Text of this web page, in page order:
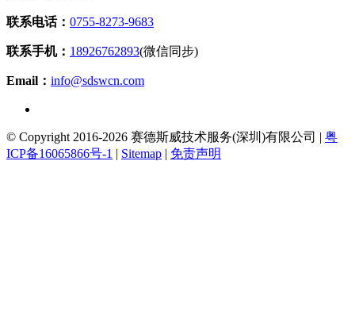
联系电话： 0755-8273-9683
联系手机： 18926762893(微信同步)
Email： info@sdswcn.com
© Copyright 2016-2026 赛德斯威技术服务(深圳)有限公司 | 粤
ICP备16065866号-1 | Sitemap | 免责声明